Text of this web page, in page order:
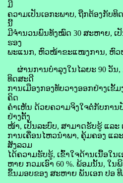
ມີ
ຄວາມເປັນເອກະພາບ, ຖືກຕ້ອງກັບທິ
ນີ້
ມີຈຳນວນພົນທັງໝົດ 30 ສະຫາຍ, ເ
ຮອງ
ພະແນກ, ຫົວໜ້າຂະແໜງການ, ຫົວ
ຜ່ານການບຳລຸງໃນໄລຍະ 90 ວັນ
ທິດສະດີ
ການເມືອງກອງທັບວາງອອກຢ່າງເ
ຄິດ
ຄໍາເຫັນ ດ້ວຍຄວາມຈິງໃຈຕໍ່ກັບກາ
ຢ່າງຕັ້ງ
ໜ້າ, ເປັນລະບົບ, ສາມາດຮັບຮູ້ ແລະ
ການເຄື່ອນໄຫວນໍາພາ, ຄຸ້ມຄອງ ແ
ສັງລວມ
ໄດ້ຄວາມຮັບຮູ້, ເຂົ້າໃຈດ້ານເນື້ອໃນ
ຫາຍ ກວມເອົາ 60 %. ພ້ອມນັ້ນ, ໃ
ຂຶ້ນມອບຂອງ ສະຫາຍ ພັນເອກ ປອ